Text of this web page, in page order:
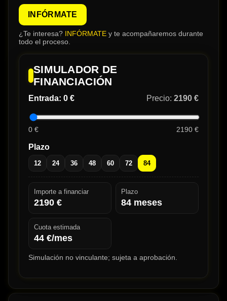
INFÓRMATE
¿Te interesa? INFÓRMATE y te acompañaremos durante
todo el proceso.
SIMULADOR DE
FINANCIACIÓN
Entrada: 0 € Precio: 2190 €
0 € 2190 €
Plazo
12 24 36 48 60 72 84
Importe a financiar
2190 €
Plazo
84 meses
Cuota estimada
44 €/mes
Simulación no vinculante; sujeta a aprobación.